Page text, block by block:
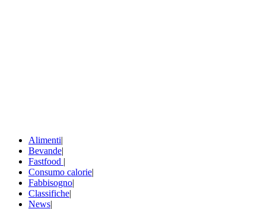
Alimenti|
Bevande|
Fastfood |
Consumo calorie|
Fabbisogno|
Classifiche|
News|